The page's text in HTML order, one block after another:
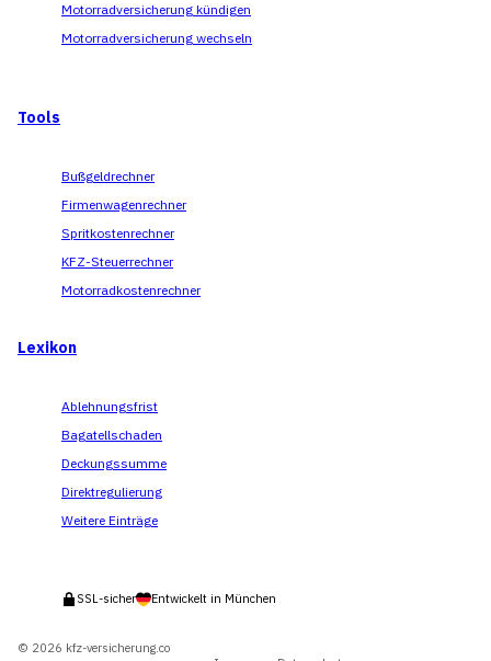
Motorradversicherung kündigen
Motorradversicherung wechseln
Tools
Bußgeldrechner
Firmenwagenrechner
Spritkostenrechner
KFZ-Steuerrechner
Motorradkostenrechner
Lexikon
Ablehnungsfrist
Bagatellschaden
Deckungssumme
Direktregulierung
Weitere Einträge
© 2026 kfz-versicherung.co
SSL-sicher Entwickelt in München